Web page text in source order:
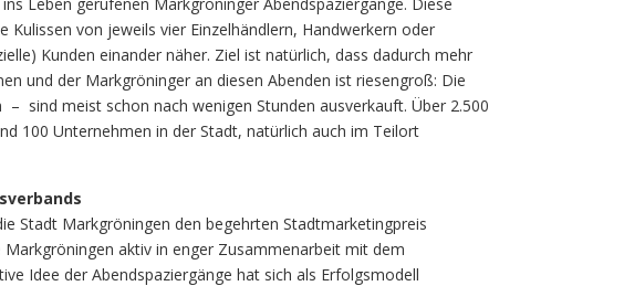
von jeweils vier Einzelhändlern, Handwerkern oder
Kunden einander näher. Ziel ist natürlich, dass dadurch mehr
und der Markgröninger an diesen Abenden ist riesengroß: Die
sind meist schon nach wenigen Stunden ausverkauft. Über 2.500
100 Unternehmen in der Stadt, natürlich auch im Teilort
Stadt Markgröningen den begehrten Stadtmarketingpreis
aktiv in enger Zusammenarbeit mit dem
Idee der Abendspaziergänge hat sich als Erfolgsmodell